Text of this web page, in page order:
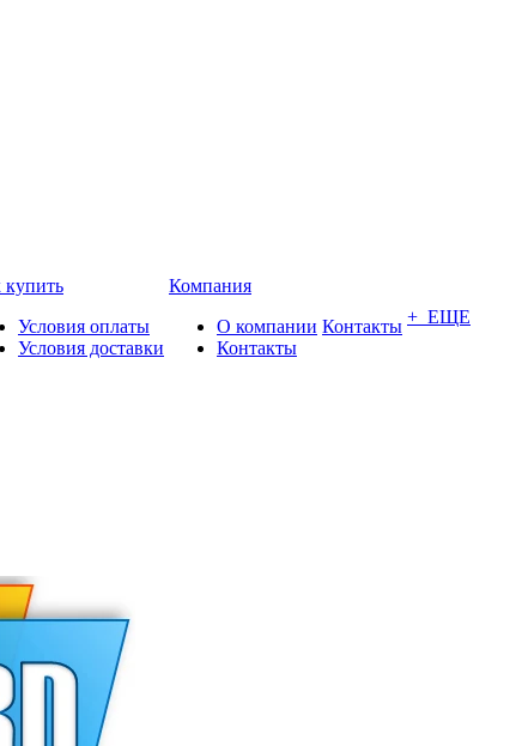
купить
Условия оплаты
Условия доставки
Компания
О компании
Контакты
Контакты + ЕЩЕ